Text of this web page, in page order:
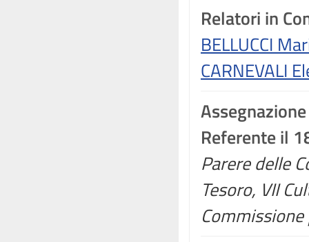
Relatori in
BELLUCCI
CARNEVALI
Assegnazione
Referente il
Parere delle
Tesoro, VII